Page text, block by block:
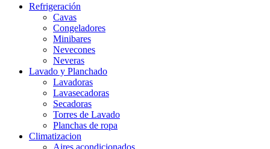
Refrigeración
Cavas
Congeladores
Minibares
Nevecones
Neveras
Lavado y Planchado
Lavadoras
Lavasecadoras
Secadoras
Torres de Lavado
Planchas de ropa
Climatizacion
Aires acondicionados